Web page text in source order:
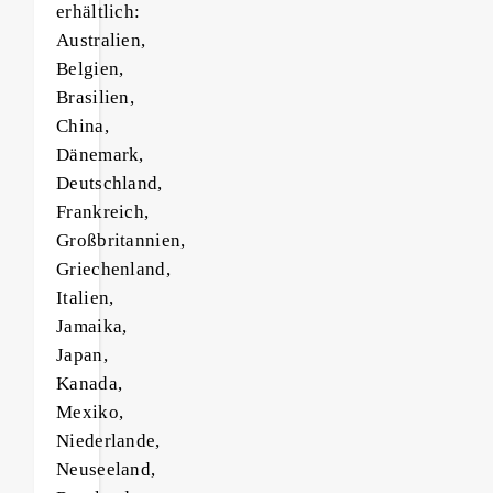
erhältlich:
Australien,
Belgien,
Brasilien,
China,
Dänemark,
Deutschland,
Frankreich,
Großbritannien,
Griechenland,
Italien,
Jamaika,
Japan,
Kanada,
Mexiko,
Niederlande,
Neuseeland,